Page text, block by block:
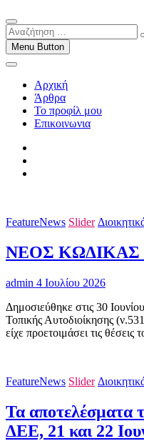
Αναζήτηση
…Menu Button
Αρχική
Άρθρα
Το προφίλ μου
Επικοινωνια
FeatureNews Slider
ΝΕΟΣ ΚΩΔΙΚΑΣ
admin 4 Ιουλίου 2026
Δημοσιεύθηκε στις 30
Τοπικής Αυτοδιοίκησης
είχε προετοιμάσει τις
FeatureNews Slider
Τα αποτελέσματα
ΔΕΕ, 21 και 22